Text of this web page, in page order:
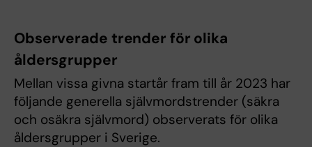
Observerade trender för olika
åldersgrupper
Mellan vissa givna startår fram till år 2023 har
följande generella självmordstrender (säkra
och osäkra självmord) observerats för olika
åldersgrupper i Sverige.